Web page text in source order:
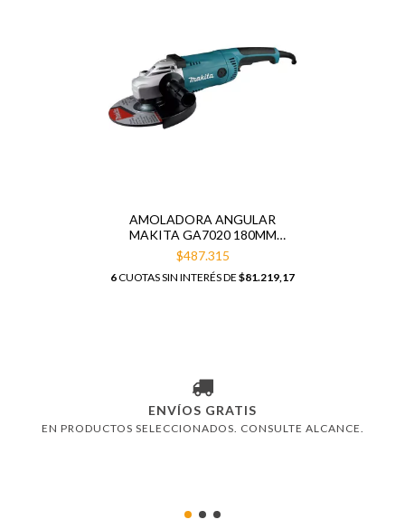
AMOLADORA ANGULAR
MAKITA GA7020 180MM
2200W
$487.315
6CUOTAS SIN INTERÉS DE $81.219,17
ENVÍOS GRATIS
EN PRODUCTOS SELECCIONADOS. CONSULTE ALCANCE.